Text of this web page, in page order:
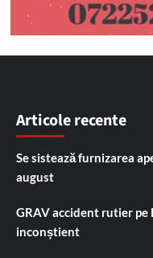
Articole recente
Se sistează furnizarea
august
GRAV accident rutier
inconștient